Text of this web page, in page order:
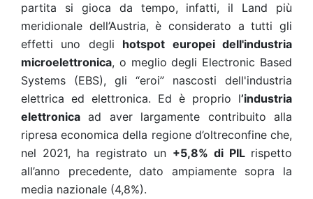
partita si gioca da tempo, infatti, il Land più
meridionale dell’Austria, è considerato a tutti gli
effetti uno degli hotspot europeidell'industria
microelettronica, o meglio degli Electronic Based
Systems (EBS), gli “eroi” nascosti dell'industria
elettrica ed elettronica. Ed è proprio l’industria
elettronica ad aver largamente contribuito alla
ripresa economica della regione d’oltreconfine che,
nel 2021, ha registrato un +5,8% di PIL rispetto
all’anno precedente, dato ampiamente sopra la
media nazionale (4,8%).